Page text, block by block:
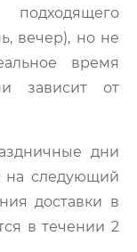
вечер), но не
время
зависит от
дни
на следующий
доставки в
в течении 2